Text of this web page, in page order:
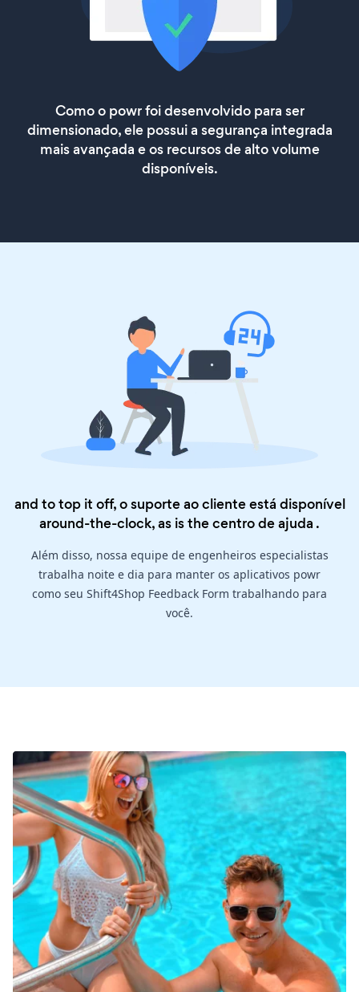
Como o powr foi desenvolvido para ser
dimensionado, ele possui a segurança integrada
mais avançada e os recursos de alto volume
disponíveis.
and to top it off, o suporte ao cliente está disponível
around-the-clock, as is thecentro de ajuda .
Além disso, nossa equipe de engenheiros especialistas
trabalha noite e dia para manter os aplicativos powr
como seu Shift4Shop Feedback Form trabalhando para
você.